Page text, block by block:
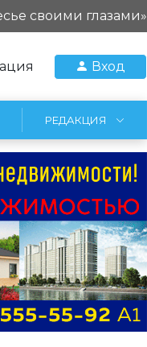
своими глазами»
Вход
РЕДАКЦИЯ